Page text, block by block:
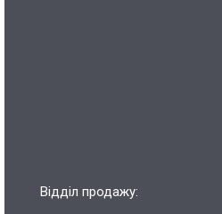
Відділ продажу: